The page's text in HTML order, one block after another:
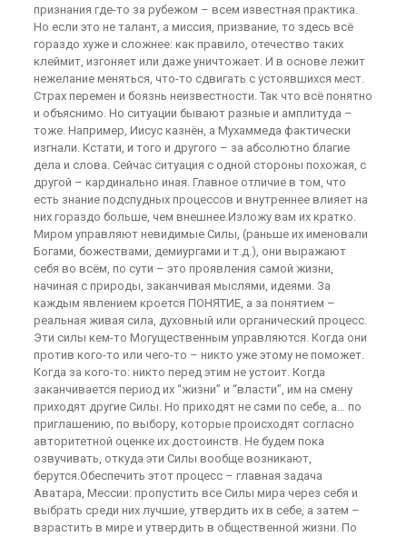
признания где-то за рубежом – всем известная практика.
Но если это не талант, а миссия, призвание, то здесь всё
гораздо хуже и сложнее: как правило, отечество таких
клеймит, изгоняет или даже уничтожает. И в основе лежит
нежелание меняться, что-то сдвигать с устоявшихся мест.
Страх перемен и боязнь неизвестности. Так что всё понятно
и объяснимо. Но ситуации бывают разные и амплитуда –
тоже. Например, Иисус казнён, а Мухаммеда фактически
изгнали. Кстати, и того и другого – за абсолютно благие
дела и слова. Сейчас ситуация с одной стороны похожая, с
другой – кардинально иная. Главное отличие в том, что
есть знание подспудных процессов и внутреннее влияет на
них гораздо больше, чем внешнее.Изложу вам их кратко.
Миром управляют невидимые Силы, (раньше их именовали
Богами, божествами, демиургами и т.д.), они выражают
себя во всём, по сути – это проявления самой жизни,
начиная с природы, заканчивая мыслями, идеями. За
каждым явлением кроется ПОНЯТИЕ, а за понятием –
реальная живая сила, духовный или органический процесс.
Эти силы кем-то Могущественным управляются. Когда они
против кого-то или чего-то – никто уже этому не поможет.
Когда за кого-то: никто перед этим не устоит. Когда
заканчивается период их “жизни” и “власти”, им на смену
приходят другие Силы. Но приходят не сами по себе, а… по
приглашению, по выбору, которые происходят согласно
авторитетной оценке их достоинств. Не будем пока
озвучивать, откуда эти Силы вообще возникают,
берутся.Обеспечить этот процесс – главная задача
Аватара, Мессии: пропустить все Силы мира через себя и
выбрать среди них лучшие, утвердить их в себе, а затем –
взрастить в мире и утвердить в общественной жизни. По